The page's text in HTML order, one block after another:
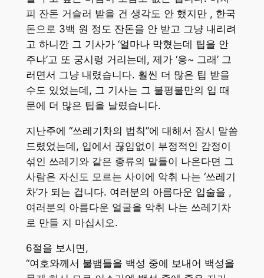
피 잔돈 거슬러 받을 건 생각도 안 했지만 , 한국
돈으로 3백 원 정도 잔돈을 안 받고 그냥 내리려
고 하니깐 그 기사가 ‘얼마나 막혔는데 팁을 안
주냐’고 또 궁시렁 거리는데, 제가 ‘응~ 그래’ 그
러면서 그냥 내렸습니다. 훨씬 더 많은 팁 받을
수도 있었는데, 그 기사는 그 불평불만의 입 때
문에 더 많은 팁을 날렸습니다.
지난주에 “쓰레기차의 법칙”에 대해서 잠시 말씀
드렸었는데, 입에서 끊임없이 부정적인 감정이
섞인 쓰레기와 같은 종류의 말들이 나온다면 그
사람은 자신도 모르는 사이에 악취 나는 ‘쓰레기
차’가 되는 겁니다. 여러분의 아름다운 입술을 ,
여러분의 아름다운 얼굴을 악취 나는 쓰레기차
로 만들 지 마십시오.
6절을 보시면,
“여호와께서 불뱀들을 백성 중에 보내어 백성을